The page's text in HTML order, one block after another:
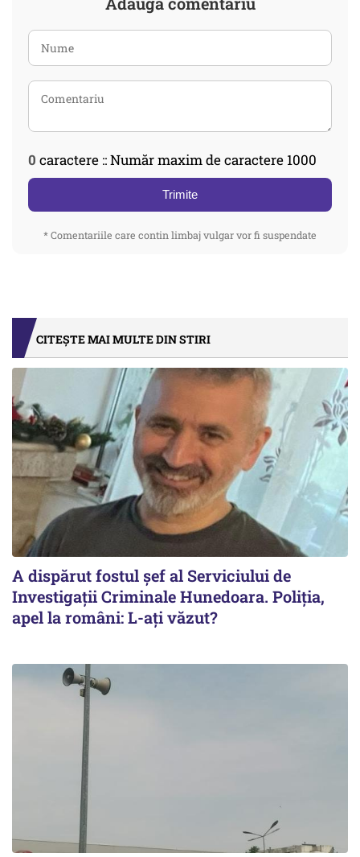
0 caractere :: Număr maxim de caractere 1000
Trimite
* Comentariile care contin limbaj vulgar vor fi suspendate
CITEȘTE MAI MULTE DIN STIRI
A dispărut fostul șef al Serviciului de
Investigații Criminale Hunedoara. Poliția,
apel la români: L-ați văzut?